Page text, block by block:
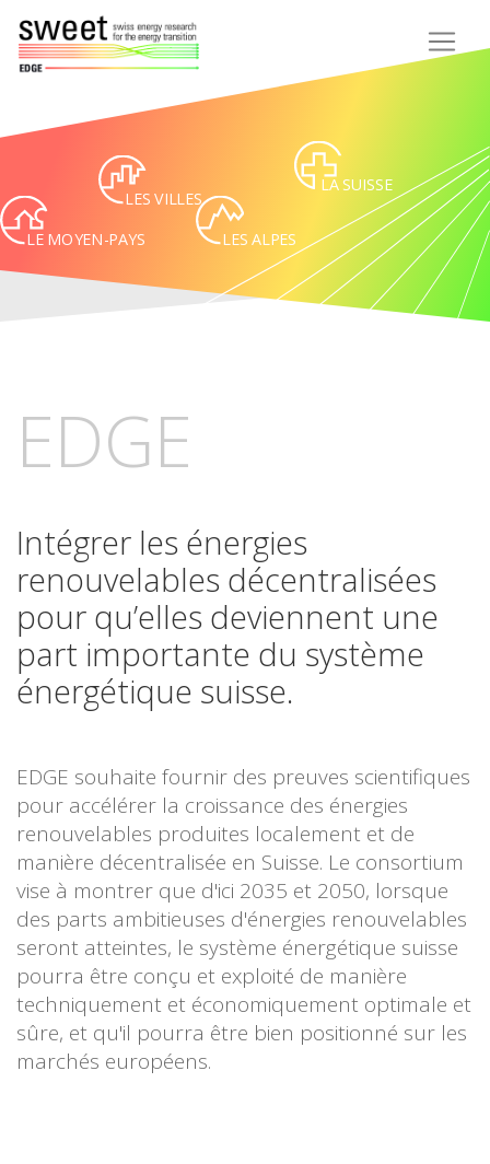
LE MOYEN-PAYS
LES VILLES
LES ALPES
LA SUISSE
EDGE
Intégrer les énergies
renouvelables décentralisées
pour qu’elles deviennent une
part importante du système
énergétique suisse.
EDGE souhaite fournir des preuves scientifiques
pour accélérer la croissance des énergies
renouvelables produites localement et de
manière décentralisée en Suisse. Le consortium
vise à montrer que d'ici 2035 et 2050, lorsque
des parts ambitieuses d'énergies renouvelables
seront atteintes, le système énergétique suisse
pourra être conçu et exploité de manière
techniquement et économiquement optimale et
sûre, et qu'il pourra être bien positionné sur les
marchés européens.